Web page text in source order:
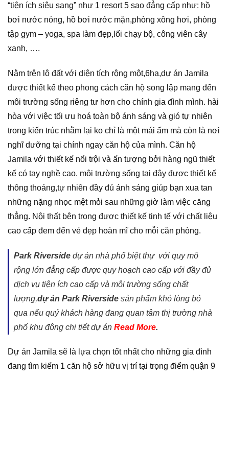
“tiện ích siêu sang” như 1 resort 5 sao đẳng cấp như: hồ
bơi nước nóng, hồ bơi nước mặn,phòng xông hơi, phòng
tập gym – yoga, spa làm đẹp,lối chạy bộ, công viên cây
xanh, ….
Nằm trên lô đất với diện tích rộng một,6ha,dự án Jamila
được thiết kế theo phong cách căn hộ song lập mang đến
môi trường sống riêng tư hơn cho chính gia đình mình. hài
hòa với việc tối ưu hoá toàn bộ ánh sáng và gió tự nhiên
trong kiến trúc nhằm lại ko chỉ là một mái ấm mà còn là nơi
nghĩ dưỡng tại chính ngay căn hộ của mình. Căn hộ
Jamila với thiết kế nổi trội và ấn tượng bởi hàng ngũ thiết
kế có tay nghề cao. môi trường sống tại đây được thiết kế
thông thoáng,tự nhiên đầy đủ ánh sáng giúp bạn xua tan
những nặng nhọc mệt mỏi sau những giờ làm việc căng
thẳng. Nội thất bên trong được thiết kế tinh tế với chất liệu
cao cấp đem đến vẻ đẹp hoàn mĩ cho mỗi căn phòng.
Park Riverside dự án nhà phố biệt thự với quy mô
rộng lớn đẳng cấp được quy hoạch cao cấp với đầy đủ
dịch vụ tiện ích cao cấp và môi trường sống chất
lượng,dự án Park Riverside sản phẩm khó lòng bỏ
qua nếu quý khách hàng đang quan tâm thị trường nhà
phố khu đông chi tiết dự án Read More.
Dự án Jamila sẽ là lựa chọn tốt nhất cho những gia đình
đang tìm kiếm 1 căn hộ sở hữu vị trí tại trọng điểm quận 9